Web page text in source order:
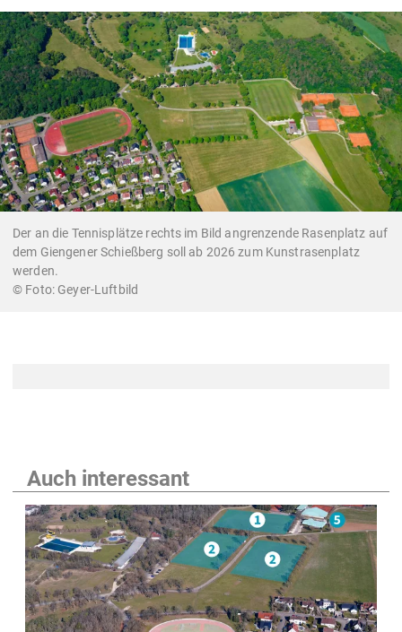
Der an die Tennisplätze rechts im Bild angrenzende Rasenplatz auf
dem Giengener Schießberg soll ab 2026 zum Kunstrasenplatz
werden.
Geyer-Luftbild
Auch interessant